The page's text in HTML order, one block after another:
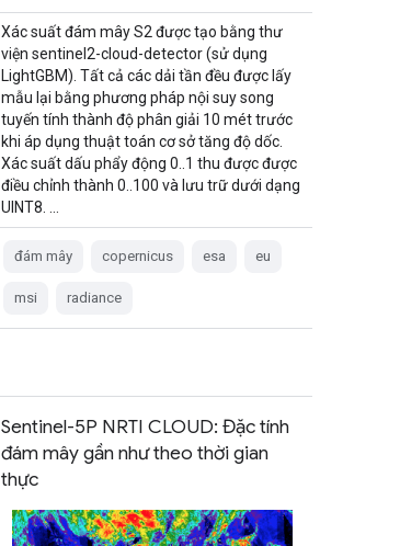
Xác suất đám mây S2 được tạo bằng thư
viện sentinel2-cloud-detector (sử dụng
LightGBM). Tất cả các dải tần đều được lấy
mẫu lại bằng phương pháp nội suy song
tuyến tính thành độ phân giải 10 mét trước
khi áp dụng thuật toán cơ sở tăng độ dốc.
Xác suất dấu phẩy động 0..1 thu được được
điều chỉnh thành 0..100 và lưu trữ dưới dạng
UINT8. …
đám mây copernicus esa eu
msi radiance
Sentinel-5P NRTI CLOUD: Đặc tính
đám mây gần như theo thời gian
thực